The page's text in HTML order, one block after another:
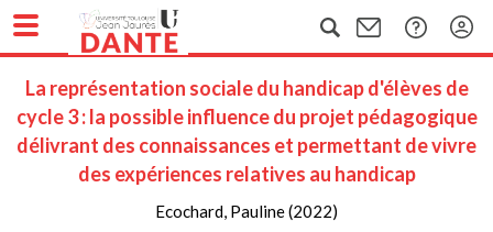
La représentation sociale du handicap d'élèves de
cycle 3 : la possible influence du projet pédagogique
délivrant des connaissances et permettant de vivre
des expériences relatives au handicap
Ecochard, Pauline (2022)